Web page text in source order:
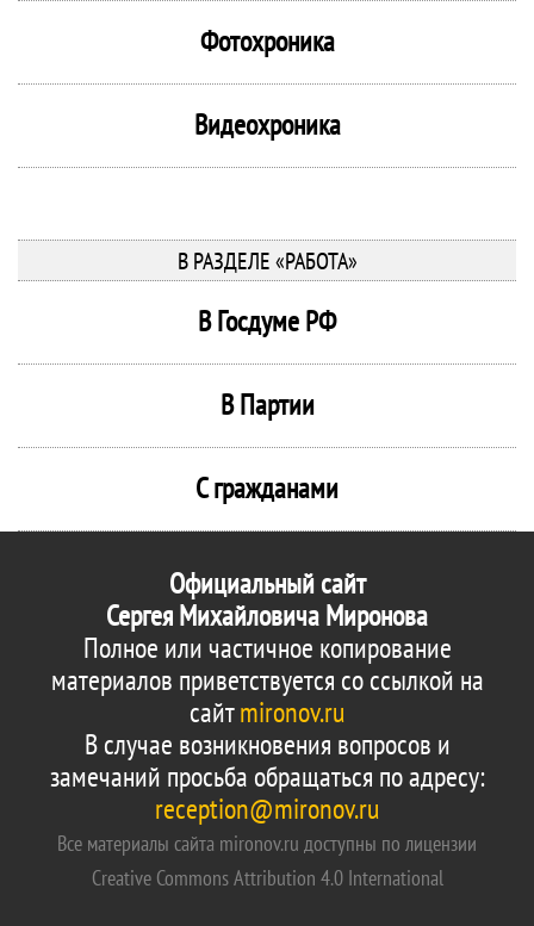
Фотохроника
Видеохроника
В РАЗДЕЛЕ «РАБОТА»
В Госдуме РФ
В Партии
С гражданами
Официальный сайт
Сергея Михайловича Миронова
Полное или частичное копирование
материалов приветствуется со ссылкой на
сайтmironov.ru
В случае возникновения вопросов и
замечаний просьба обращаться по адресу:
reception@mironov.ru
Все материалы сайта mironov.ru доступны по лицензии
Creative Commons Attribution 4.0 International